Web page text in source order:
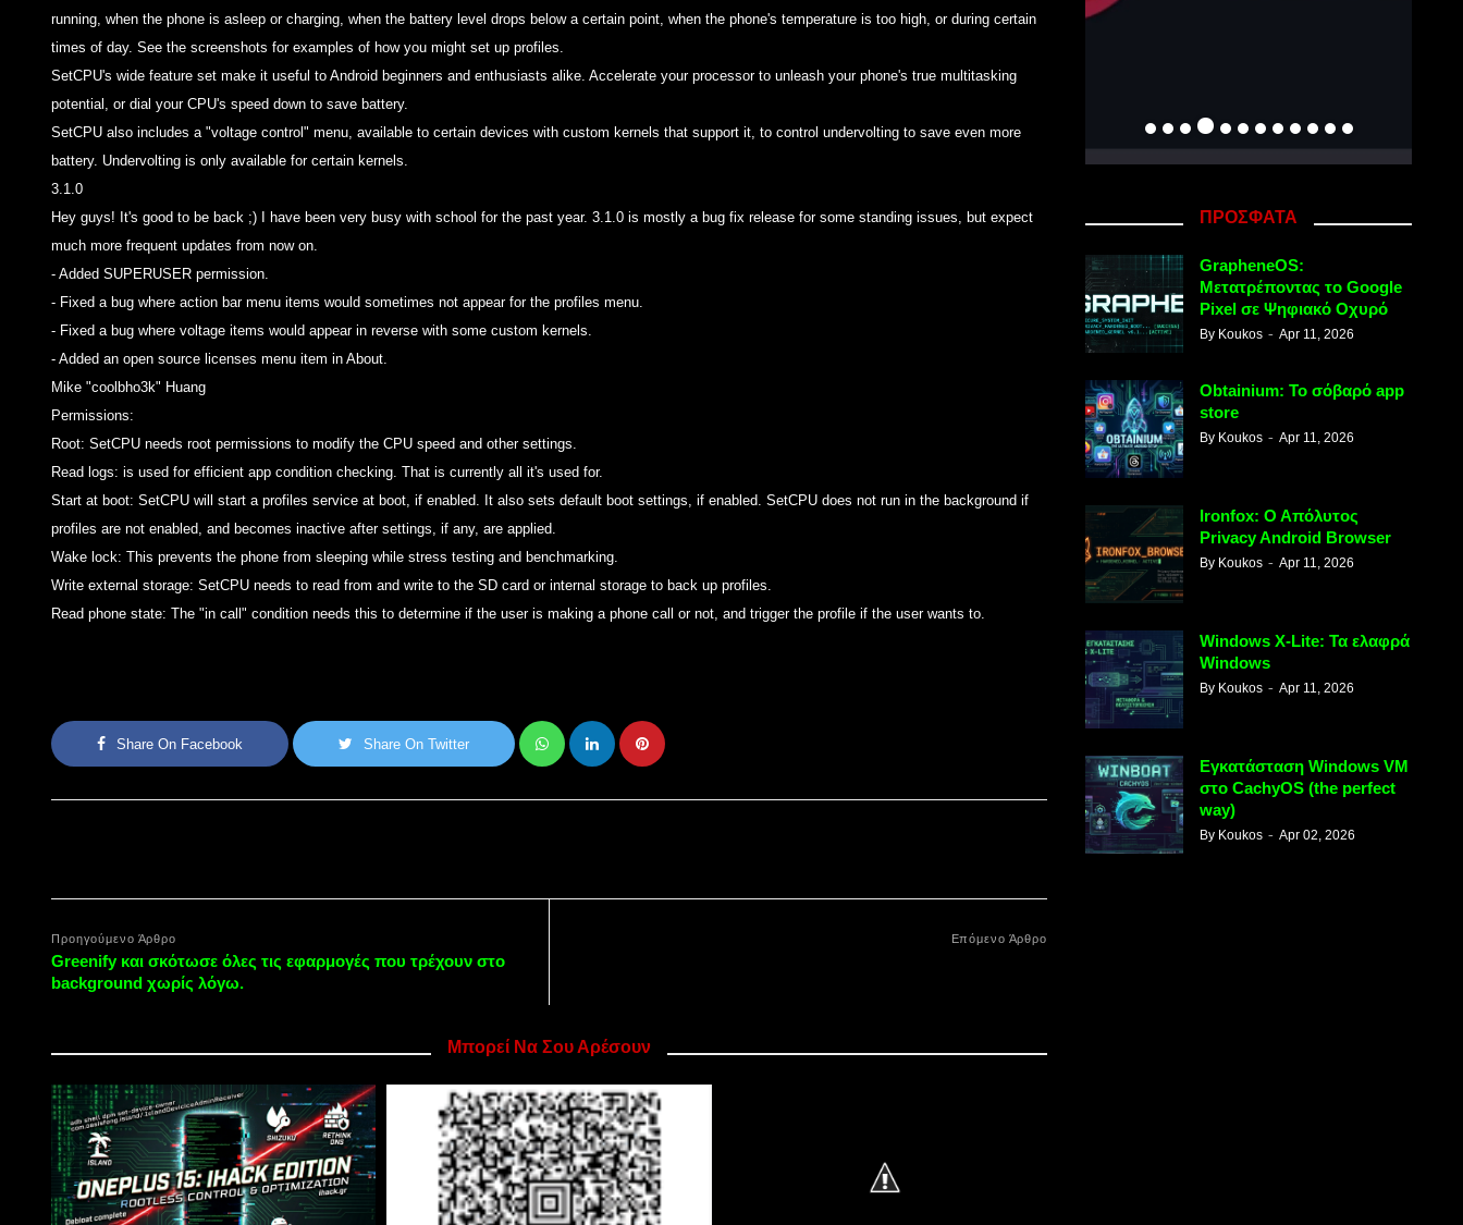
running, when the phone is asleep or charging, when the battery level drops below a certain point, when the phone's temperature is too high, or during certain
times of day. See the screenshots for examples of how you might set up profiles.
SetCPU's wide feature set make it useful to Android beginners and enthusiasts alike. Accelerate your processor to unleash your phone's true multitasking
potential, or dial your CPU's speed down to save battery.
SetCPU also includes a "voltage control" menu, available to certain devices with custom kernels that support it, to control undervolting to save even more
battery. Undervolting is only available for certain kernels.
3.1.0
Hey guys! It's good to be back ;) I have been very busy with school for the past year. 3.1.0 is mostly a bug fix release for some standing issues, but expect
much more frequent updates from now on.
- Added SUPERUSER permission.
- Fixed a bug where action bar menu items would sometimes not appear for the profiles menu.
- Fixed a bug where voltage items would appear in reverse with some custom kernels.
- Added an open source licenses menu item in About.
Mike "coolbho3k" Huang
Permissions:
Root: SetCPU needs root permissions to modify the CPU speed and other settings.
Read logs: is used for efficient app condition checking. That is currently all it's used for.
Start at boot: SetCPU will start a profiles service at boot, if enabled. It also sets default boot settings, if enabled. SetCPU does not run in the background if
profiles are not enabled, and becomes inactive after settings, if any, are applied.
Wake lock: This prevents the phone from sleeping while stress testing and benchmarking.
Write external storage: SetCPU needs to read from and write to the SD card or internal storage to back up profiles.
Read phone state: The "in call" condition needs this to determine if the user is making a phone call or not, and trigger the profile if the user wants to.
Share On Facebook Share On Twitter
Προηγούμενο Άρθρο
Greenify και σκότωσε όλες τις εφαρμογές που τρέχουν στο
background χωρίς λόγω.
Επόμενο Άρθρο
Μπορεί Να Σου Αρέσουν
ΠΡΟΣΦΑΤΑ
GrapheneOS:
Μετατρέποντας το Google
Pixel σε Ψηφιακό Οχυρό
By Koukos Apr 11, 2026
Obtainium: Το σόβαρό app
store
By Koukos Apr 11, 2026
Ironfox: Ο Απόλυτος
Privacy Android Browser
By Koukos Apr 11, 2026
Windows X-Lite: Τα ελαφρά
Windows
By Koukos Apr 11, 2026
Εγκατάσταση Windows VM
στο CachyOS (the perfect
way)
By Koukos Apr 02, 2026